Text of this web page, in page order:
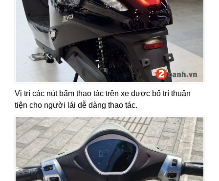
Vị trí các nút bấm thao tác trên xe được bố trí thuận
tiện cho người lái dễ dàng thao tác.